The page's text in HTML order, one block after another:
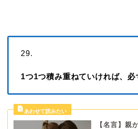
29.
1つ1つ積み重ねていければ、必
【名言】